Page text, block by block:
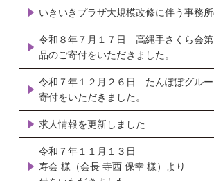
いきいきプラザ大規模改修に伴う事務
令和８年７月１７日 高縄手さくら会
品のご寄付をいただきました。
令和７年１２月２６日 たんぽぽグル
寄付をいただきました。
求人情報を更新しました
令和７年１１月１３
寿会 様（会長 寺西 保幸 様）よ